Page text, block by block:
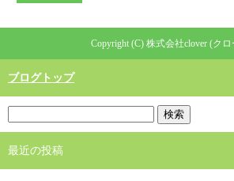
Copyright (C) 株式会社clover (ク
ブログトップ
最近の投稿